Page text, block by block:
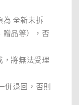
全新未拆
贈品等），否
將無法受理
併退回，否則